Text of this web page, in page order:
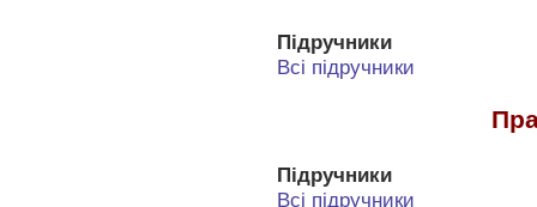
Підручники
Всі підручники
Підручники
Всі підручники